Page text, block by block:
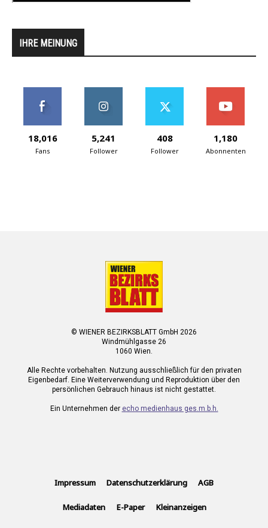
IHRE MEINUNG
18,016
Fans
5,241
Follower
408
Follower
1,180
Abonnenten
© WIENER BEZIRKSBLATT GmbH 2026
Windmühlgasse 26
1060 Wien.
Alle Rechte vorbehalten. Nutzung ausschließlich für den privaten
Eigenbedarf. Eine Weiterverwendung und Reproduktion über den
persönlichen Gebrauch hinaus ist nicht gestattet.
Ein Unternehmen der echo medienhaus ges.m.b.h.
Impressum Datenschutzerklärung AGB
Mediadaten E-Paper Kleinanzeigen